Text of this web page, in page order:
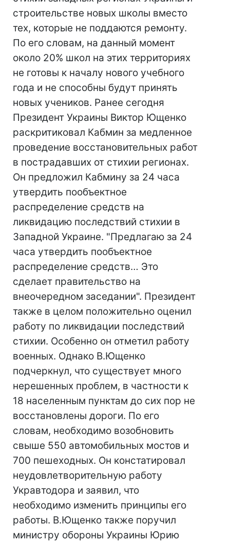
строительстве новых школы вместо
тех, которые не поддаются ремонту.
По его словам, на данный момент
около 20% школ на этих территориях
не готовы к началу нового учебного
года и не способны будут принять
новых учеников. Ранее сегодня
Президент Украины Виктор Ющенко
раскритиковал Кабмин за медленное
проведение восстановительных работ
в пострадавших от стихии регионах.
Он предложил Кабмину за 24 часа
утвердить пообъектное
распределение средств на
ликвидацию последствий стихии в
Западной Украине. "Предлагаю за 24
часа утвердить пообъектное
распределение средств… Это
сделает правительство на
внеочередном заседании". Президент
также в целом положительно оценил
работу по ликвидации последствий
стихии. Особенно он отметил работу
военных. Однако В.Ющенко
подчеркнул, что существует много
нерешенных проблем, в частности к
18 населенным пунктам до сих пор не
восстановлены дороги. По его
словам, необходимо возобновить
свыше 550 автомобильных мостов и
700 пешеходных. Он констатировал
неудовлетворительную работу
Укравтодора и заявил, что
необходимо изменить принципы его
работы. В.Ющенко также поручил
министру обороны Украины Юрию